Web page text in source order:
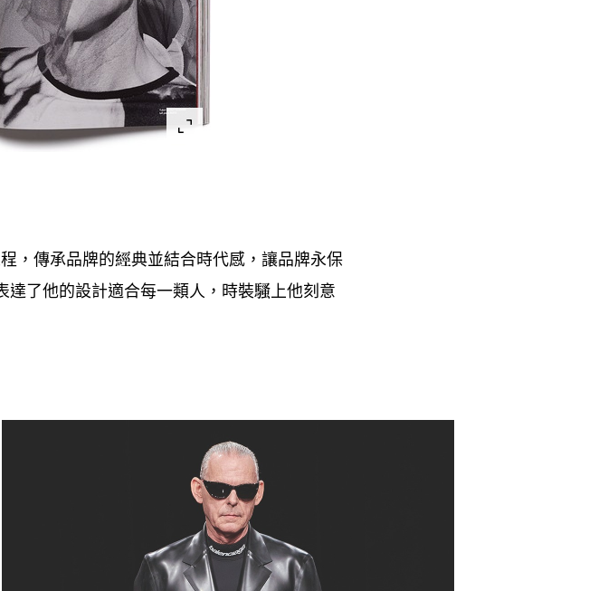
， 傳承品牌的經典並結合時代感 ， 讓品牌永保
達了他的設計適合每一類人 ， 時裝騷上他刻意